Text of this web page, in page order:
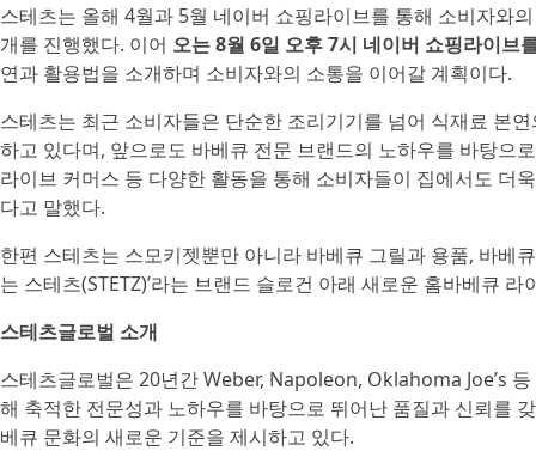
스테츠는 올해 4월과 5월 네이버 쇼핑라이브를 통해 소비자와
개를 진행했다. 이어 오는 8월 6일 오후 7시 네이버 쇼핑라이브
연과 활용법을 소개하며 소비자와의 소통을 이어갈 계획이다.
스테츠는 최근 소비자들은 단순한 조리기기를 넘어 식재료 본
하고 있다며, 앞으로도 바베큐 전문 브랜드의 노하우를 바탕으
라이브 커머스 등 다양한 활동을 통해 소비자들이 집에서도 더
다고 말했다.
한편 스테츠는 스모키젯뿐만 아니라 바베큐 그릴과 용품, 바베
는 스테츠(STETZ)’라는 브랜드 슬로건 아래 새로운 홈바베큐
스테츠글로벌 소개
스테츠글로벌은 20년간 Weber, Napoleon, Oklahoma Joe’s
해 축적한 전문성과 노하우를 바탕으로 뛰어난 품질과 신뢰를
베큐 문화의 새로운 기준을 제시하고 있다.